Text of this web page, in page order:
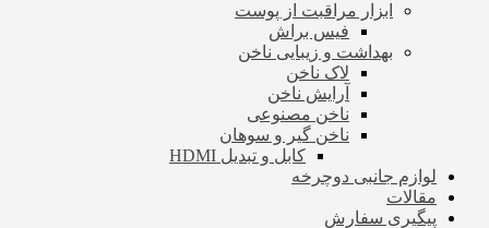
ابزار مراقبت از پوست
فیس براش
بهداشت و زیبایی ناخن
لاک ناخن
آرایش ناخن
ناخن مصنوعی
ناخن گیر و سوهان
کابل و تبدیل HDMI
لوازم جانبی دوچرخه
مقالات
پیگیری سفارش